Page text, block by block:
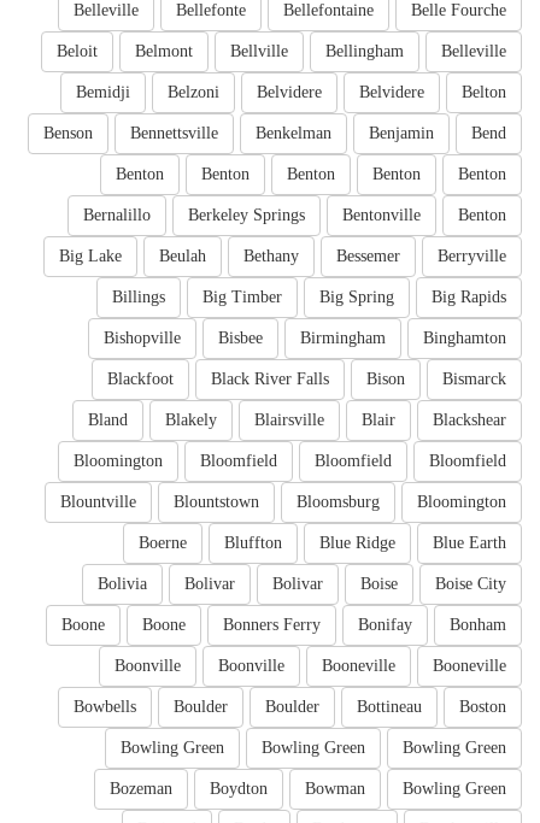
Belle Fourche
Bellefontaine
Bellefonte
Belleville
Belleville
Bellingham
Bellville
Belmont
Beloit
Belton
Belvidere
Belvidere
Belzoni
Bemidji
Bend
Benjamin
Benkelman
Bennettsville
Benson
Benton
Benton
Benton
Benton
Benton
Benton
Bentonville
Berkeley Springs
Bernalillo
Berryville
Bessemer
Bethany
Beulah
Big Lake
Big Rapids
Big Spring
Big Timber
Billings
Binghamton
Birmingham
Bisbee
Bishopville
Bismarck
Bison
Black River Falls
Blackfoot
Blackshear
Blair
Blairsville
Blakely
Bland
Bloomfield
Bloomfield
Bloomfield
Bloomington
Bloomington
Bloomsburg
Blountstown
Blountville
Blue Earth
Blue Ridge
Bluffton
Boerne
Boise City
Boise
Bolivar
Bolivar
Bolivia
Bonham
Bonifay
Bonners Ferry
Boone
Boone
Booneville
Booneville
Boonville
Boonville
Boston
Bottineau
Boulder
Boulder
Bowbells
Bowling Green
Bowling Green
Bowling Green
Bowling Green
Bowman
Boydton
Bozeman